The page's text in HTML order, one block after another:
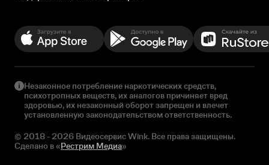
Незаконное потребление наркотических средств,
психотропных веществ, их аналогов причиняет вред
здоровью, их незаконный оборот запрещен и влечет
установленную законодательством ответственность.
© 2018 - 2026 Видеосервис Wink. Все права защищены.
Сделано в «Рестрим Медиа»